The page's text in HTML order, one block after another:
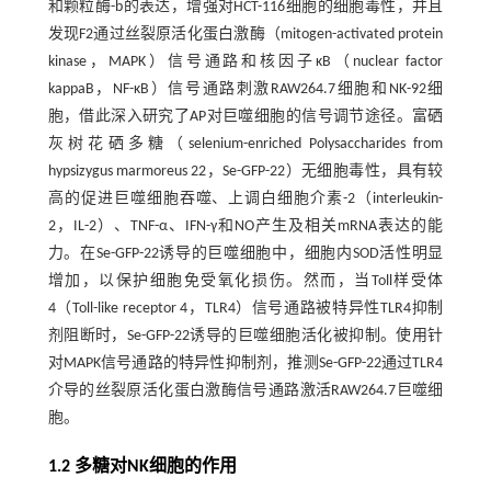
和颗粒酶-b的表达，增强对HCT-116细胞的细胞毒性，并且
发现F2通过丝裂原活化蛋白激酶（mitogen-activated protein
kinase，MAPK）信号通路和核因子κB（nuclear factor
kappaB，NF-κB）信号通路刺激RAW264.7细胞和NK-92细
胞，借此深入研究了AP对巨噬细胞的信号调节途径。富硒
灰树花硒多糖（selenium-enriched Polysaccharides from
hypsizygus marmoreus 22，Se-GFP-22）无细胞毒性，具有较
高的促进巨噬细胞吞噬、上调白细胞介素-2（interleukin-
2，IL-2）、TNF-α、IFN-γ和NO产生及相关mRNA表达的能
力。在Se-GFP-22诱导的巨噬细胞中，细胞内SOD活性明显
增加，以保护细胞免受氧化损伤。然而，当Toll样受体
4（Toll-like receptor 4，TLR4）信号通路被特异性TLR4抑制
剂阻断时，Se-GFP-22诱导的巨噬细胞活化被抑制。使用针
对MAPK信号通路的特异性抑制剂，推测Se-GFP-22通过TLR4
介导的丝裂原活化蛋白激酶信号通路激活RAW264.7巨噬细
胞。
1.2 多糖对NK细胞的作用